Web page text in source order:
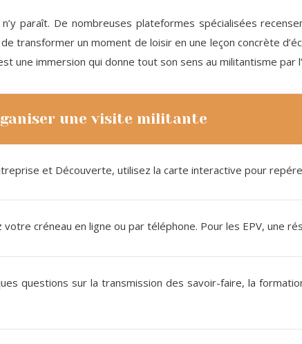
paraît. De nombreuses plateformes spécialisées
transformer un moment de loisir en une leçon concrète
une immersion qui donne tout son sens au militantisme par
une visite militante
et Découverte, utilisez la carte interactive pour
votre créneau en ligne ou par téléphone. Pour les EPV, une
questions sur la transmission des savoir-faire, la